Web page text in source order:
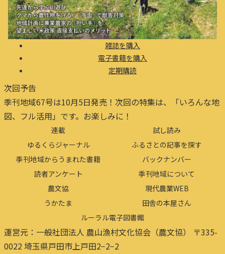
雑誌を購入
電子書籍を購入
定期購読
次回予告
季刊地域67号は10月5日発売！次回の特集は、「いろんな地
図、フル活用」です。お楽しみに！
連載
試し読み
ゆるくらジャーナル
ふるさとの記事を探す
季刊地域からうまれた書籍
バックナンバー
読者アンケート
季刊地域について
農文協
現代農業WEB
うかたま
田舎の本屋さん
ルーラル電子図書館
運営元：一般社団法人 農山漁村文化協会（農文協） 〒335-
0022 埼玉県戸田市上戸田2−2−2